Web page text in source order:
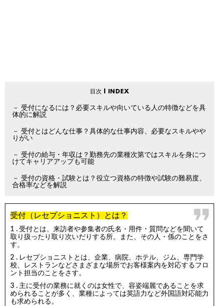
受付になるには？必要スキルや向いている人の特徴などを具
体的に解説
受付とはどんな仕事？具体的な仕事内容、必要なスキルやや
りがい
受付の給与・年収は？勤務先の業種次第ではスキルを身につ
けてキャリアアップも可能
受付の資格・試験とは？役立つ資格の特徴や試験の難易度、
合格率などを解説
受付（レセプショニスト）とは？
受付とは、来訪者や参集者の氏名・用件・質問などを聞いて
取り扱ったり取り次いだりする所。また、その人・係のことをさ
す。
レセプショニストとは、企業、病院、ホテル、ジム、専門学
校、レストランなどさまざまな場所でお客様案内を対応するフロ
ント担当のことをさす。
主に受付の業務に就くのは女性で、容姿端麗であることを求
められることが多く、業種によっては英語力など外国語対応能力
も求められる。